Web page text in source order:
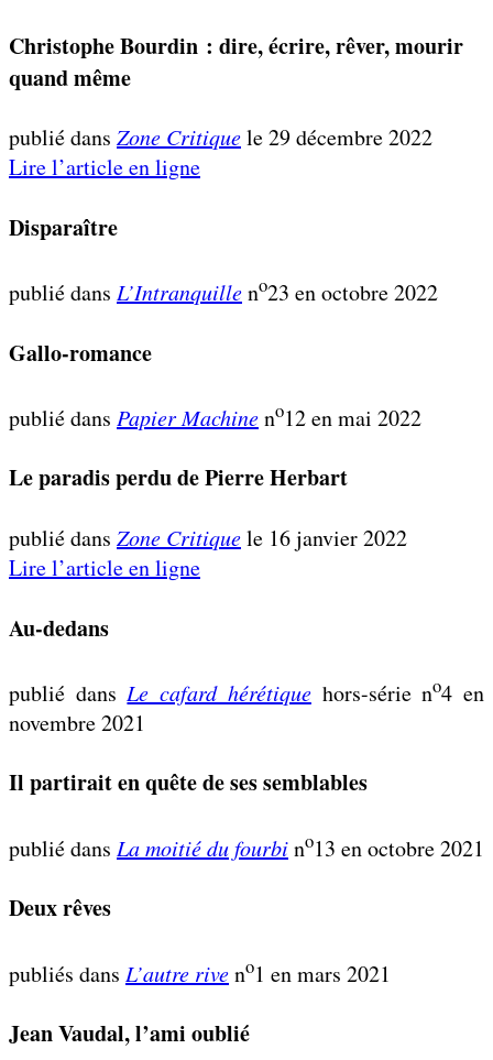
Christophe Bourdin : dire, écrire, rêver, mourir
quand même
publié dans Zone Critiquele 29 décembre 2022
Lire l’article en ligne
Disparaître
publié dans L’Intranquilleno23 en octobre 2022
Gallo-romance
publié dans Papier Machineno12 en mai 2022
Le paradis perdu de Pierre Herbart
publié dans Zone Critiquele 16 janvier 2022
Lire l’article en ligne
Au-dedans
publié dansLe cafard hérétiquehors-série no4 en
novembre 2021
Il partirait en quête de ses semblables
publié dans La moitié du fourbino13 en octobre 2021
Deux rêves
publiés dans L’autre riveno1 en mars 2021
Jean Vaudal, l’ami oublié